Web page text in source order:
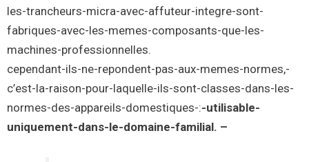
les-trancheurs-micra-avec-affuteur-integre-sont-
fabriques-avec-les-memes-composants-que-les-
machines-professionnelles.
cependant-ils-ne-repondent-pas-aux-memes-normes,-
c’est-la-raison-pour-laquelle-ils-sont-classes-dans-les-
normes-des-appareils-domestiques-:-utilisable-
uniquement-dans-le-domaine-familial. –